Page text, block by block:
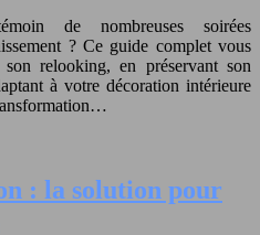
de nombreuses soirées
? Ce guide complet vous
relooking, en préservant son
à votre décoration intérieure
: la solution pour